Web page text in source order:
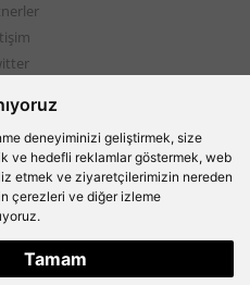
deneyiminizi geliştirmek, size
ve hedefli reklamlar göstermek, web
etmek ve ziyaretçilerimizin nereden
çerezleri ve diğer izleme
Tamam
Medyası